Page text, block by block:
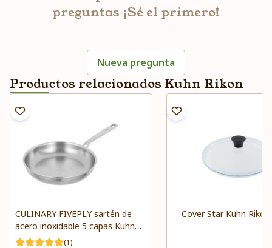
preguntas ¡Sé el primero!
Nueva pregunta
Productos relacionados Kuhn Rikon
CULINARY FIVEPLY sartén de
acero inoxidable 5 capas Kuhn
Rikon
(1)
Cover Star Kuhn Rikon